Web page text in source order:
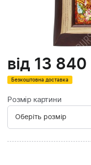
від 13 840
Безкоштовна доставка
Розмір картини